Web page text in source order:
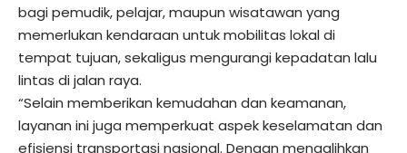
bagi pemudik, pelajar, maupun wisatawan yang
memerlukan kendaraan untuk mobilitas lokal di
tempat tujuan, sekaligus mengurangi kepadatan lalu
lintas di jalan raya.
“Selain memberikan kemudahan dan keamanan,
layanan ini juga memperkuat aspek keselamatan dan
efisiensi transportasi nasional. Dengan mengalihkan